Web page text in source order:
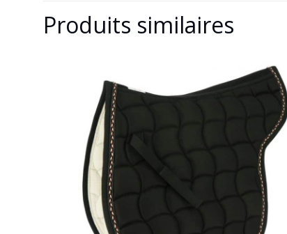
Produits similaires